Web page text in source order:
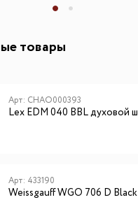
товары
Арт: CHAO000393
Lex EDM 040 BBL духовой
Арт: 433190
Weissgauff WGO 706 D Black